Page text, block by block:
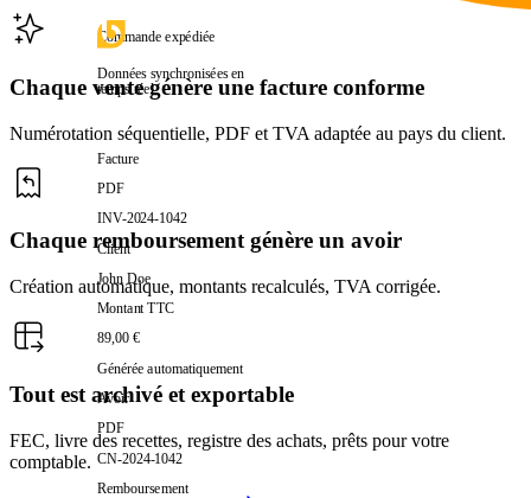
Commande expédiée
Données synchronisées en
temps réel
Facture
PDF
INV-2024-1042
Client
John Doe
Montant TTC
89,00 €
Générée automatiquement
Avoir
PDF
CN-2024-1042
Remboursement
Chaque vente génère une facture conforme
Numérotation séquentielle, PDF et TVA adaptée au pays du client.
Chaque remboursement génère un avoir
Création automatique, montants recalculés, TVA corrigée.
Tout est archivé et exportable
FEC, livre des recettes, registre des achats, prêts pour votre
comptable.